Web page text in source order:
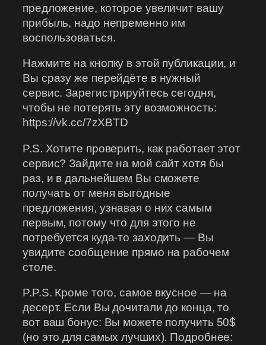
предложение, которое увеличит вашу
прибыль, надо непременно им
воспользоваться.
Нажмите на кнопку в этой публикации, и
Вы сразу же перейдёте в нужный
сервис. Зарегистрируйтесь сегодня,
чтобы не потерять эту возможность:
https://vk.cc/7zXBTD
P.S. Хотите проверить, как работает этот
сервис? Зайдите на мой сайт хотя бы
раз, и в дальнейшем Вы сможете
получать от меня выгодные
предложения, узнавая о них самым
первым, потому что для этого не
потребуется куда-то заходить — Вы
увидите сообщение прямо на рабочем
столе.
P.P.S. Кроме того, самое вкусное — на
десерт. Если Вы дочитали до конца, то
вот ваш бонус: Вы можете получить 50$
(но это для самых лучших). Подробнее: